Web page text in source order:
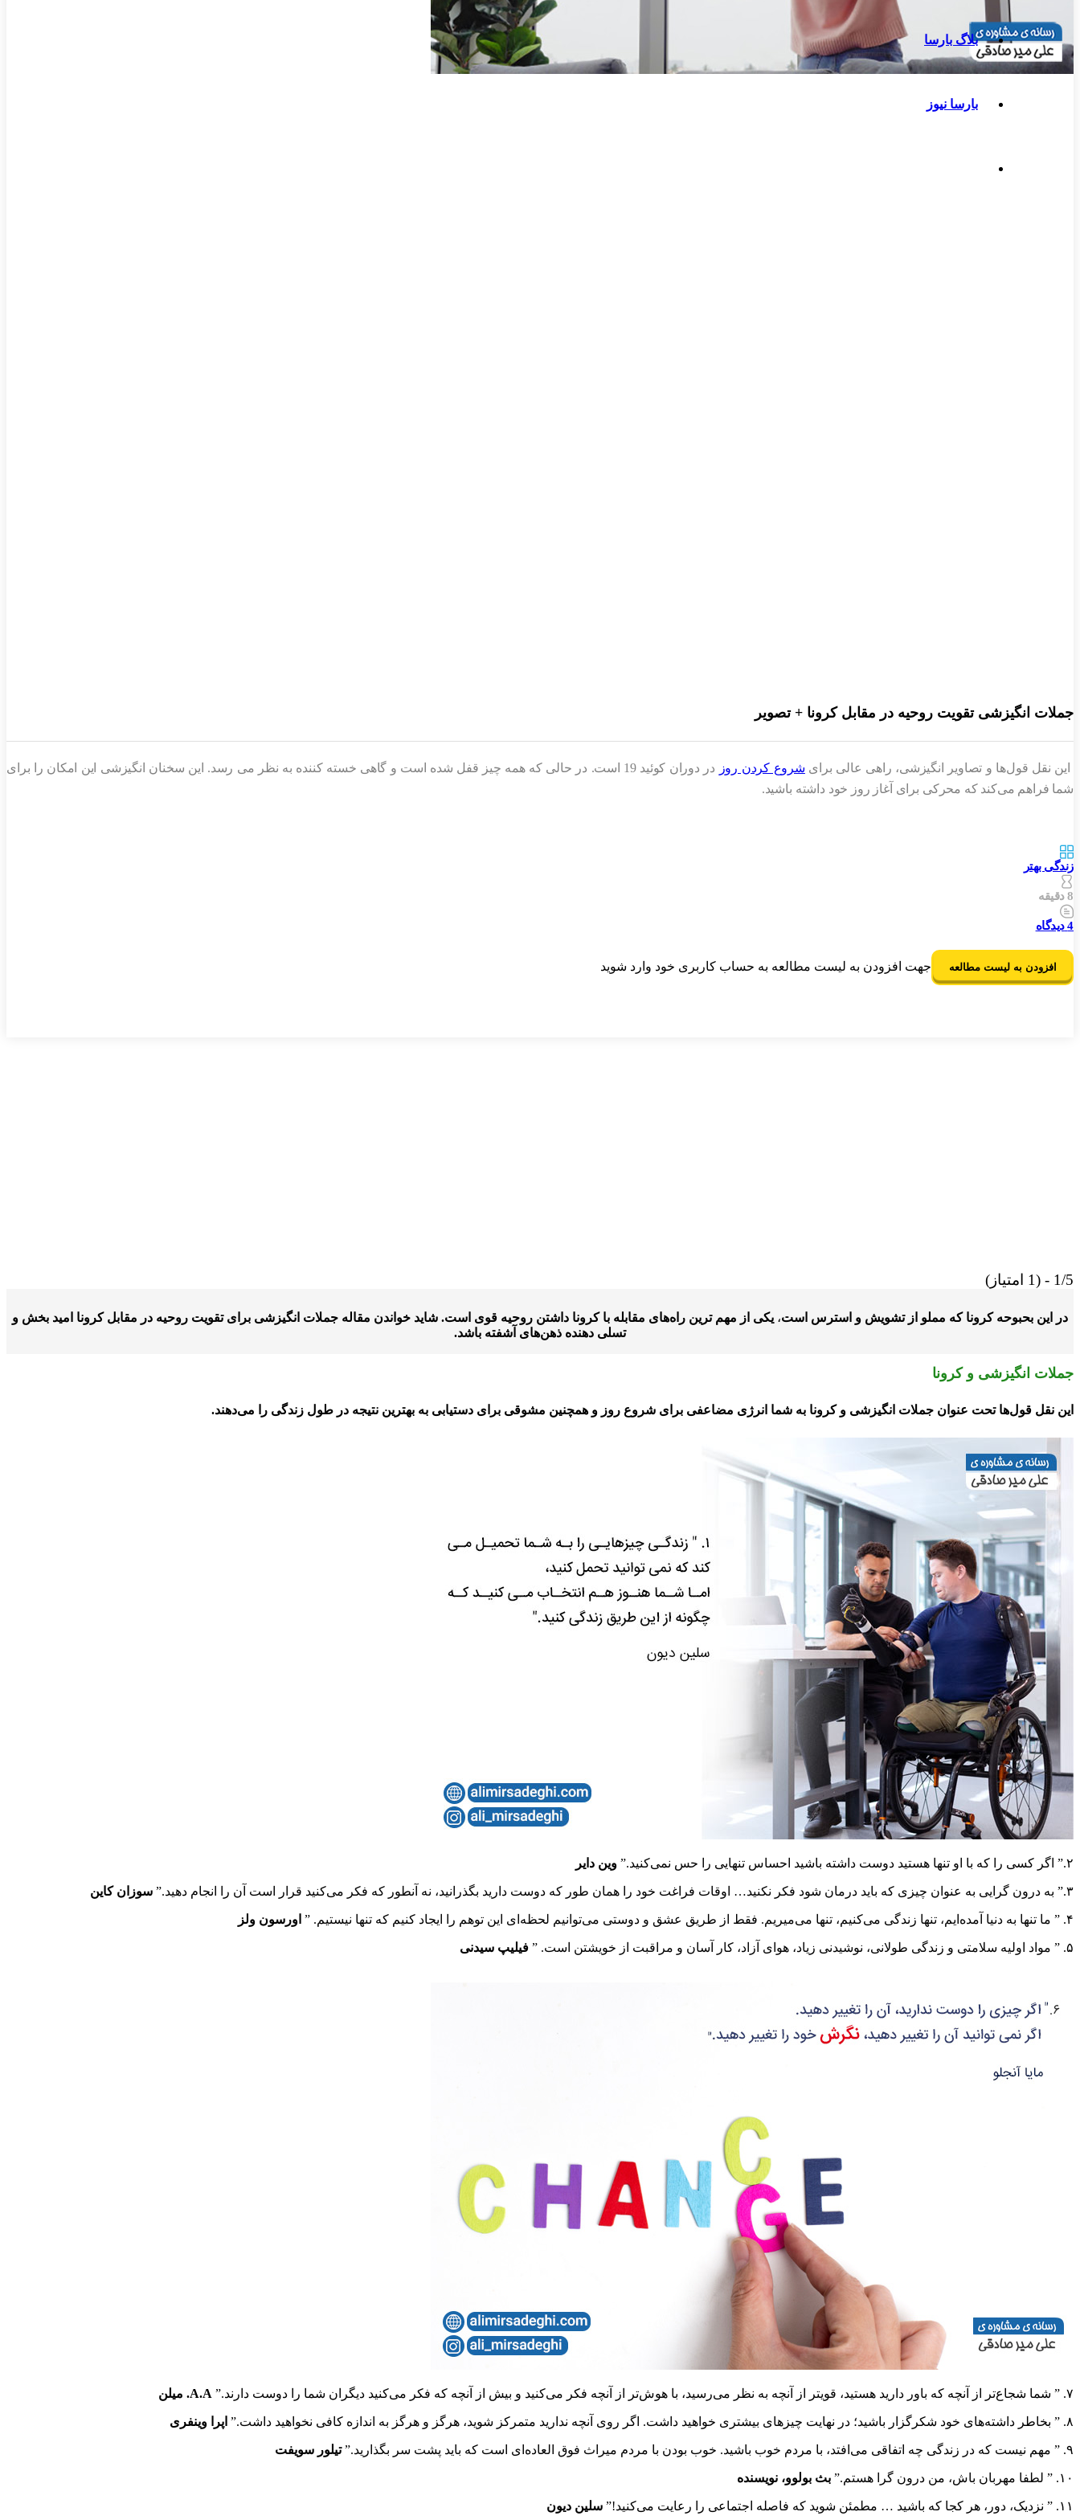
بلاگ بارسا
بارسا نیوز
جملات انگیزشی تقویت روحیه در مقابل کرونا + تصویر
این نقل قول‌ها و تصاویر انگیزشی، راهی عالی برای شروع کردن روز
در دوران کوئید 19 است. در حالی که همه چیز قفل شده است و گاهی خسته کننده به نظر می رسد. این سخنان انگیزشی این امکان را برای
شما فراهم می‌کند که محرکی برای آغاز روز خود داشته باشید.
زندگی بهتر
8 دقیقه
4 دیدگاه
افزودن به لیست مطالعه جهت افزودن به لیست مطالعه به حساب کاربری خود وارد شوید
1/5 - (1 امتیاز)
در این بحبوحه کرونا که مملو از تشویش و استرس است، یکی از مهم ترین راه‌های مقابله با کرونا داشتن روحیه قوی است. شاید خواندن مقاله جملات انگیزشی برای تقویت روحیه در مقابل کرونا امید بخش و
تسلی دهنده ذهن‌های آشفته باشد.
جملات انگیزشی و کرونا
این نقل قول‌ها تحت عنوان جملات انگیزشی و کرونا به شما انرژی مضاعفی برای شروع روز و همچنین مشوقی برای دستیابی به بهترین نتیجه در طول زندگی را می‌دهند.
۲.” اگر کسی را که با او تنها هستید دوست داشته باشید احساس تنهایی را حس نمی‌کنید.” وین دایر
۳.” به درون گرایی به عنوان چیزی که باید درمان شود فکر نکنید… اوقات فراغت خود را همان طور که دوست دارید بگذرانید، نه آنطور که فکر می‌کنید قرار است آن را انجام دهید.” سوزان کاین
۴. ” ما تنها به دنیا آمده‌ایم، تنها زندگی می‌کنیم، تنها می‌میریم. فقط از طریق عشق و دوستی می‌توانیم لحظه‌ای این توهم را ایجاد کنیم که تنها نیستیم. ” اورسون ولز
۵. ” مواد اولیه سلامتی و زندگی طولانی، نوشیدنی زیاد، هوای آزاد، کار آسان و مراقبت از خویشتن است. ” فیلیپ سیدنی
۷. ” شما شجاع‌تر از آنچه که باور دارید هستید، قویتر از آنچه به نظر می‌رسید، با هوش‌تر از آنچه فکر می‌کنید و بیش از آنچه که فکر می‌کنید دیگران شما را دوست دارند.” A.A. میلن
۸. ” بخاطر داشته‌های خود شکرگزار باشید؛ در نهایت چیزهای بیشتری خواهید داشت. اگر روی آنچه ندارید متمرکز شوید، هرگز و هرگز به اندازه کافی نخواهید داشت.” اپرا وینفری
۹. ” مهم نیست که در زندگی چه اتفاقی می‌افتد، با مردم خوب باشید. خوب بودن با مردم میراث فوق العاده‌ای است که باید پشت سر بگذارید.” تیلور سویفت
۱۰. ” لطفا مهربان باش، من درون گرا هستم.” بث بولوو، نویسنده
۱۱. ” نزدیک، دور، هر کجا که باشید … مطمئن شوید که فاصله اجتماعی را رعایت می‌کنید!” سلین دیون